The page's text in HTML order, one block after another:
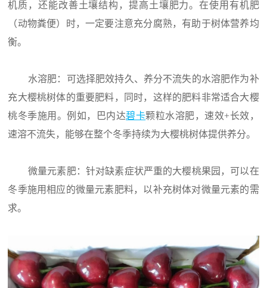
机质，还能改善土壤结构，提高土壤肥力。在使用有机肥
（动物粪便）时，一定要注意充分腐熟，有助于树体营养均
衡。
水溶肥：可选择肥效持久、养分不流失的水溶肥作为补
充大樱桃树体的重要肥料，同时，这样的肥料非常适合大樱
桃冬季施用。例如，巴内达碧卡颗粒水溶肥，速效+长效，
速溶不流失，能够在整个冬季持续为大樱桃树体提供养分。
微量元素肥：针对缺素症状严重的大樱桃果园，可以在
冬季施用相应的微量元素肥料，以补充树体对微量元素的需
求。